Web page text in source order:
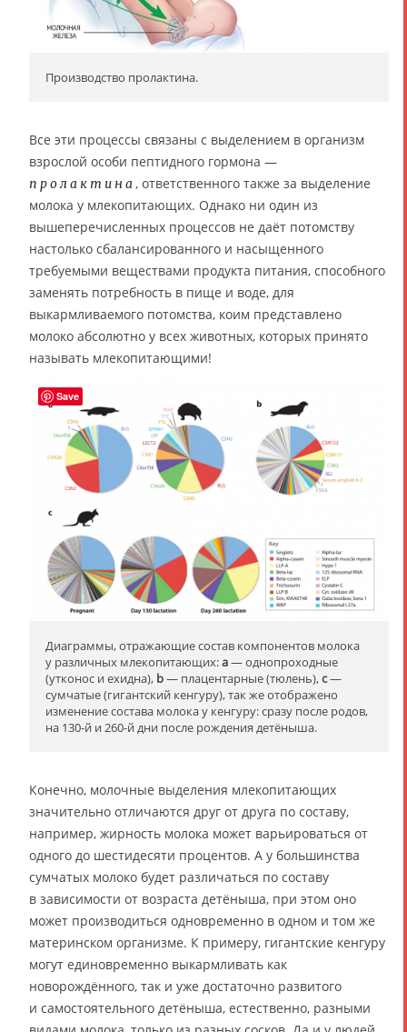
Производство пролактина.
Все эти процессы связаны с выделением в организм
взрослой особи пептидного гормона —
пролактина , ответственного также за выделение
молока у млекопитающих. Однако ни один из
вышеперечисленных процессов не даёт потомству
настолько сбалансированного и насыщенного
требуемыми веществами продукта питания, способного
заменять потребность в пище и воде, для
выкармливаемого потомства, коим представлено
молоко абсолютно у всех животных, которых принято
называть млекопитающими!
Диаграммы, отражающие состав компонентов молока
у различных млекопитающих:a— однопроходные
(утконос и ехидна), b— плацентарные (тюлень),c—
сумчатые (гигантский кенгуру), так же отображено
изменение состава молока у кенгуру: сразу после родов,
на 130-й и 260-й дни после рождения детёныша.
Конечно, молочные выделения млекопитающих
значительно отличаются друг от друга по составу,
например, жирность молока может варьироваться от
одного до шестидесяти процентов. А у большинства
сумчатых молоко будет различаться по составу
в зависимости от возраста детёныша, при этом оно
может производиться одновременно в одном и том же
материнском организме. К примеру, гигантские кенгуру
могут единовременно выкармливать как
новорождённого, так и уже достаточно развитого
и самостоятельного детёныша, естественно, разными
Save